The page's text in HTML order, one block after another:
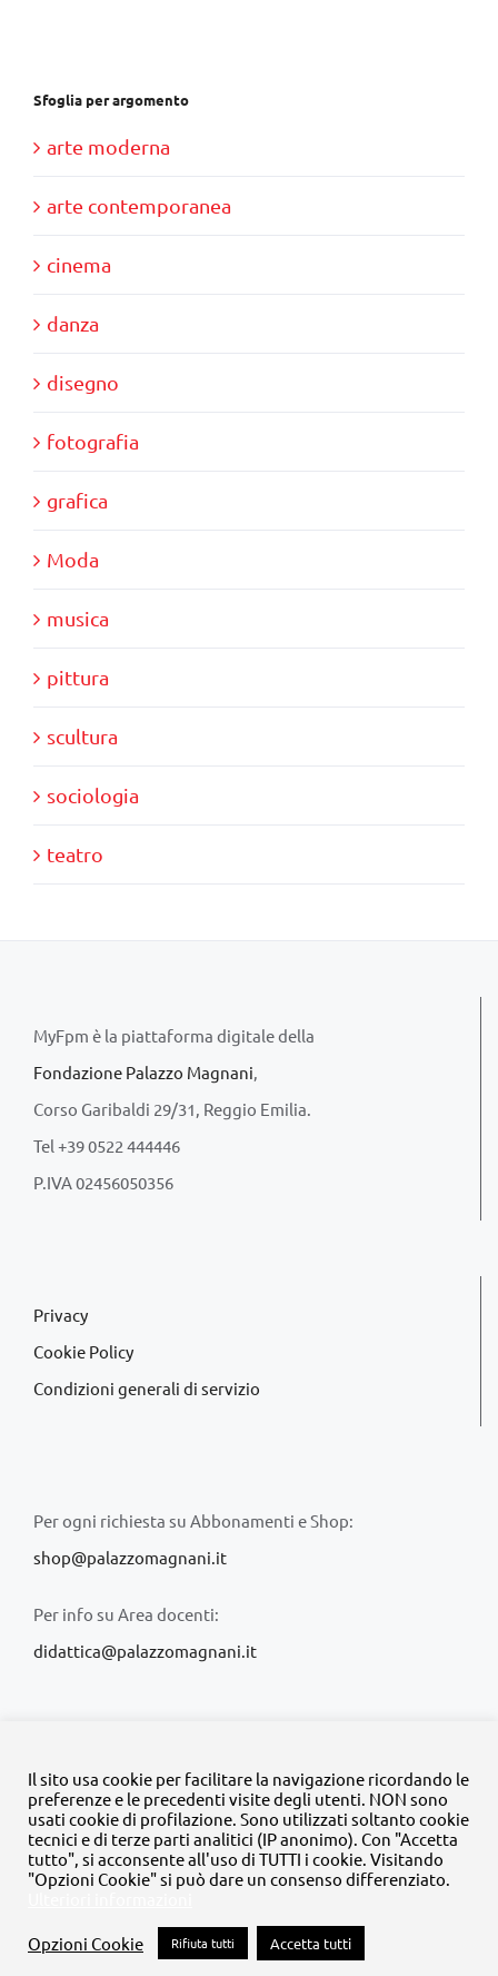
Sfoglia per argomento
arte moderna
arte contemporanea
cinema
danza
disegno
fotografia
grafica
Moda
musica
pittura
scultura
sociologia
teatro
MyFpm è la piattaforma digitale della
Fondazione Palazzo Magnani,
Corso Garibaldi 29/31, Reggio Emilia.
Tel +39 0522 444446
P.IVA 02456050356
Privacy
Cookie Policy
Condizioni generali di servizio
Per ogni richiesta su Abbonamenti e Shop:
shop@palazzomagnani.it
Per info su Area docenti:
didattica@palazzomagnani.it
© Copyright 2020 -2026 | Tutti i diritti riservati | MyFpm è un
progetto dellaFondazione Palazzo Magnani
FacebookInstagram
TwitterLinkedInYouTube
Il sito usa cookie per facilitare la navigazione ricordando le
preferenze e le precedenti visite degli utenti. NON sono
usati cookie di profilazione. Sono utilizzati soltanto cookie
tecnici e di terze parti analitici (IP anonimo). Con "Accetta
tutto", si acconsente all'uso di TUTTI i cookie. Visitando
"Opzioni Cookie" si può dare un consenso differenziato.
Opzioni Cookie Rifiuta tutti Accetta tutti